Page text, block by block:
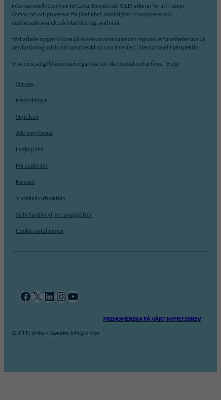
Internationellt Centrum för Lokal Demokrati, ICLD, arbetar för att främja
demokrati och processer för jämlikhet, delaktighet, transparens och
ansvarsutkrävande på lokal och regional nivå.
Vårt arbete bygger vidare på svenska kommuner och regioner erfarenheter och på
den forskning och kunskapsutveckling som finns i ett internationellt perspektiv.
Vi är en statligt finansierad organisation. Vårt huvudkontor finns i Visby.
Om oss
Medarbetare
Styrelsen
Advisory Group
Lediga jobb
För studenter
Kontakt
Visselblåsarfunktion
Så behandlar vi personuppgifter
Cookie inställningar
Facebook X LinkedIn InstagramYouTube
PRENUMERERA PÅ VÅRT NYHETSBREV
© ICLD, Visby – Sweden. info@icld.se